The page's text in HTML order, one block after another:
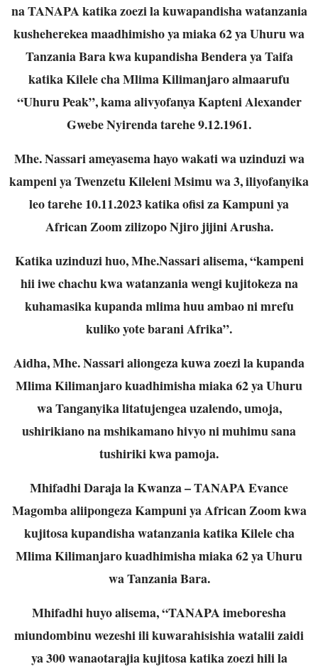
na TANAPA katika zoezi la kuwapandisha watanzania
kusheherekea maadhimisho ya miaka 62 ya Uhuru wa
Tanzania Bara kwa kupandisha Bendera ya Taifa
katika Kilele cha Mlima Kilimanjaro almaarufu
“Uhuru Peak”, kama alivyofanya Kapteni Alexander
Gwebe Nyirenda tarehe 9.12.1961.
Mhe. Nassari ameyasema hayo wakati wa uzinduzi wa
kampeni ya Twenzetu Kileleni Msimu wa 3, iliyofanyika
leo tarehe 10.11.2023 katika ofisi za Kampuni ya
African Zoom zilizopo Njiro jijini Arusha.
Katika uzinduzi huo, Mhe.Nassari alisema, “kampeni
hii iwe chachu kwa watanzania wengi kujitokeza na
kuhamasika kupanda mlima huu ambao ni mrefu
kuliko yote barani Afrika”.
Aidha, Mhe. Nassari aliongeza kuwa zoezi la kupanda
Mlima Kilimanjaro kuadhimisha miaka 62 ya Uhuru
wa Tanganyika litatujengea uzalendo, umoja,
ushirikiano na mshikamano hivyo ni muhimu sana
tushiriki kwa pamoja.
Mhifadhi Daraja la Kwanza – TANAPA Evance
Magomba aliipongeza Kampuni ya African Zoom kwa
kujitosa kupandisha watanzania katika Kilele cha
Mlima Kilimanjaro kuadhimisha miaka 62 ya Uhuru
wa Tanzania Bara.
Mhifadhi huyo alisema, “TANAPA imeboresha
miundombinu wezeshi ili kuwarahisishia watalii zaidi
ya 300 wanaotarajia kujitosa katika zoezi hili la